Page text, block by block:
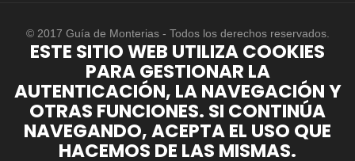
© 2017 Guía de Monterias - Todos los derechos reservados.
ESTE SITIO WEB UTILIZA COOKIES
PARA GESTIONAR LA
AUTENTICACIÓN, LA NAVEGACIÓN Y
OTRAS FUNCIONES. SI CONTINÚA
NAVEGANDO, ACEPTA EL USO QUE
HACEMOS DE LAS MISMAS.